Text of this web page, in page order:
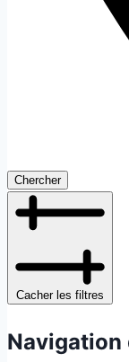
Chercher
Cacher les filtres
Navigation